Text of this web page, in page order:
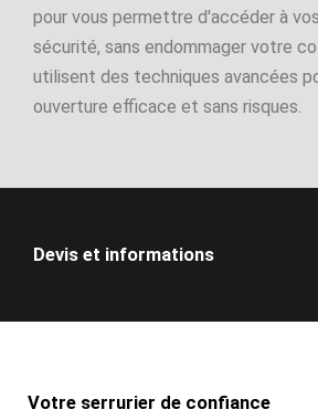
pour vous permettre d'accéder à
sécurité, sans endommager votre
utilisent des techniques avancées
ouverture efficace et sans risques.
Devis et informations
Votre serrurier de confiance